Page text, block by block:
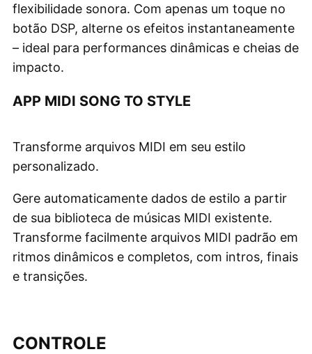
flexibilidade sonora. Com apenas um toque no
botão DSP, alterne os efeitos instantaneamente
– ideal para performances dinâmicas e cheias de
impacto.
APP MIDI SONG TO STYLE
Transforme arquivos MIDI em seu estilo
personalizado.
Gere automaticamente dados de estilo a partir
de sua biblioteca de músicas MIDI existente.
Transforme facilmente arquivos MIDI padrão em
ritmos dinâmicos e completos, com intros, finais
e transições.
CONTROLE